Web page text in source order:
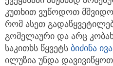
კუთხით ვუწოდოთ
რომ ასეთ
გომელაური და არც
საკითხს წყვეტს ბიძინა
ილუზია უნდა